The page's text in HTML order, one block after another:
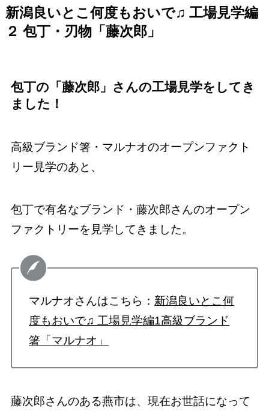
新潟良いとこ何度もおいで♫ 工場見学編
２ 包丁・刃物「藤次郎」
包丁の「藤次郎」さんの工場見学をしてき
ました！
高級ブランド箸・マルナオのオープンファクト
リー見学のあと、
包丁で有名なブランド・藤次郎さんのオープン
ファクトリーを見学してきました。
マルナオさんはこちら： 新潟良いとこ何
度もおいで♫ 工場見学編1高級ブランド
箸「マルナオ」
藤次郎さんのある燕市は、現在お世話になって